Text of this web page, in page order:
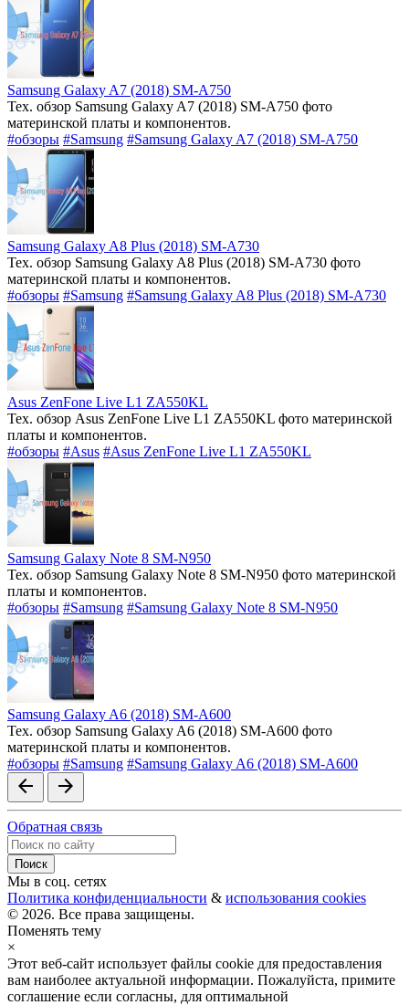
Samsung Galaxy A7 (2018) SM-A750
Тех. обзор Samsung Galaxy A7 (2018) SM-A750 фото
материнской платы и компонентов.
#обзоры #Samsung #Samsung Galaxy A7 (2018) SM-A750
Samsung Galaxy A8 Plus (2018) SM-A730
Тех. обзор Samsung Galaxy A8 Plus (2018) SM-A730 фото
материнской платы и компонентов.
#обзоры #Samsung #Samsung Galaxy A8 Plus (2018) SM-A730
Asus ZenFone Live L1 ZA550KL
Тех. обзор Asus ZenFone Live L1 ZA550KL фото материнской
платы и компонентов.
#обзоры #Asus #Asus ZenFone Live L1 ZA550KL
Samsung Galaxy Note 8 SM-N950
Тех. обзор Samsung Galaxy Note 8 SM-N950 фото материнской
платы и компонентов.
#обзоры #Samsung #Samsung Galaxy Note 8 SM-N950
Samsung Galaxy A6 (2018) SM-A600
Тех. обзор Samsung Galaxy A6 (2018) SM-A600 фото
материнской платы и компонентов.
#обзоры #Samsung #Samsung Galaxy A6 (2018) SM-A600
arrow_back arrow_forward
Обратная связь
Мы в соц. сетях
Политика конфиденциальности & использования cookies
© 2026. Все права защищены.
Поменять тему
×
Этот веб-сайт использует файлы cookie для предоставления
вам наиболее актуальной информации. Пожалуйста, примите
соглашение если согласны, для оптимальной